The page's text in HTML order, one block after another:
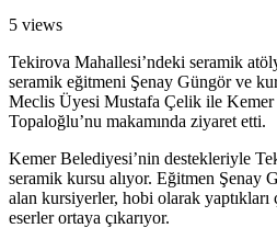
5 views
Tekirova Mahallesi’ndeki seramik
seramik eğitmeni Şenay Güngör ve
Meclis Üyesi Mustafa Çelik ile Kemer
Topaloğlu’nu makamında ziyaret etti.
Kemer Belediyesi’nin destekleriyle
seramik kursu alıyor. Eğitmen Şenay
alan kursiyerler, hobi olarak yaptıkları
eserler ortaya çıkarıyor.